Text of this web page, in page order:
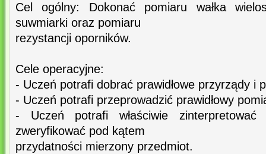
Cel ogólny: Dokonać pomiaru wałka
suwmiarki oraz pomiaru
rezystancji oporników.
Cele operacyjne:
- Uczeń potrafi dobrać prawidłowe przyrządy i
- Uczeń potrafi przeprowadzić prawidłowy
- Uczeń potrafi właściwie
zweryfikować pod kątem
przydatności mierzony przedmiot.